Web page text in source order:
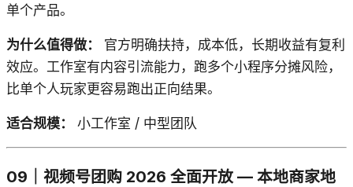
单个产品。
为什么值得做：
官方明确扶持，成本低，长期收益有复利
效应。工作室有内容引流能力，跑多个小程序分摊风险，
比单个人玩家更容易跑出正向结果。
适合规模： 小工作室 / 中型团队
09｜视频号团购 2026 全面开放 — 本地商家地